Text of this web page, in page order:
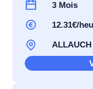
3 Mois
12.31€/